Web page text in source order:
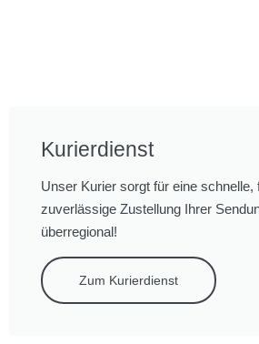
Kurierdienst
Unser Kurier sorgt für eine schnelle,
zuverlässige Zustellung Ihrer
überregional!
Zum Kurierdienst